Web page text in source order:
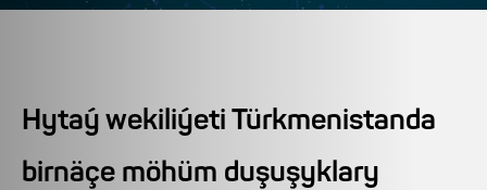
Hytaý wekiliýeti Türkmenistanda
birnäçe möhüm duşuşyklary